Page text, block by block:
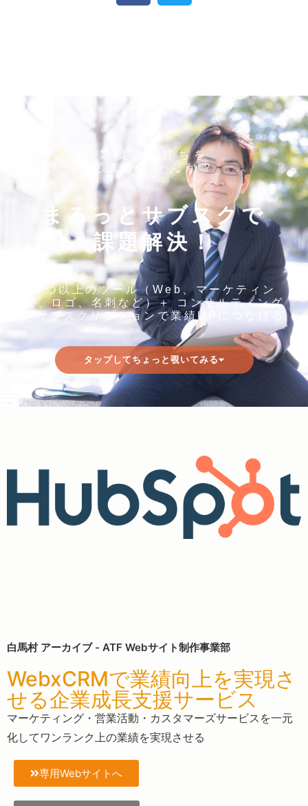
業績の頭打ちを
突破しませんか？
まるっとサブスクで
課題解決！
３つ以上のツール（Web、マーケティン
グ、ロゴ、名刺など）＋ コンサルティング
をサブスクリプションで業績UPにつなげる
タップしてちょっと覗いてみる
白馬村 アーカイブ - ATF Webサイト制作事業部
WebxCRMで業績向上を実現さ
せる企業成長支援サービス
マーケティング・営業活動・カスタマーズサービスを一元
化してワンランク上の業績を実現させる
専用Webサイトへ